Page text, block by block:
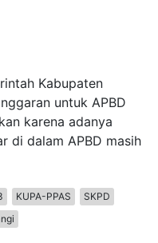
Kabupaten
untuk APBD
karena adanya
di dalam APBD masih
KUPA-PPAS
SKPD